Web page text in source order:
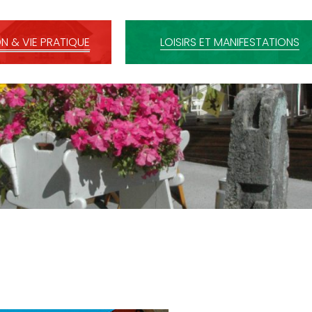
& VIE PRATIQUE LOISIRS ET MANIFESTATIONS